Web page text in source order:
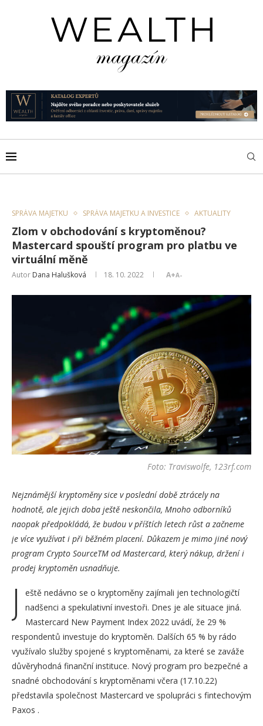
SPRÁVA MAJETKU SPRÁVA MAJETKU A INVESTICE AKTUALITY
Zlom v obchodování s kryptoměnou?
Mastercard spouští program pro platbu ve
virtuální měně
Autor Dana Halušková 18. 10. 2022 A+A-
Foto: Traviswolfe, 123rf.com
Nejznámější kryptoměny sice v poslední době ztrácely na
hodnotě, ale jejich doba ještě neskončila, Mnoho odborníků
naopak předpokládá, že budou v příštích letech růst a začneme
je více využívat i při běžném placení. Důkazem je mimo jiné nový
program Crypto SourceTM od Mastercard, který nákup, držení i
prodej kryptoměn usnadňuje.
J
eště nedávno se o kryptoměny zajímali jen technologičtí
nadšenci a spekulativní investoři. Dnes je ale situace jiná.
Mastercard New Payment Index 2022 uvádí, že 29 %
respondentů investuje do kryptoměn. Dalších 65 % by rádo
využívalo služby spojené s kryptoměnami, za které se zaváže
důvěryhodná finanční instituce. Nový program pro bezpečné a
snadné obchodování s kryptoměnami včera (17.10.22)
představila společnost Mastercard ve spolupráci s fintechovým
Paxos .